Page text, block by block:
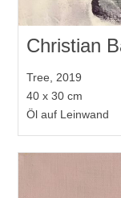
Christian
Tree, 2019
40 x 30 cm
Öl auf Leinwand